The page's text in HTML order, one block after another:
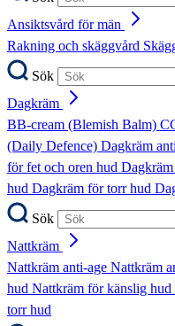
Ansiktsvård för män
Rakning och skäggvård
Sök
Dagkräm
BB-cream (Blemish Balm)
(Daily Defence) Dagkräm
för fet och oren hud
hud Dagkräm för torr hud
Sök
Nattkräm
Nattkräm anti-age Nattkräm
hud Nattkräm för känslig hud
torr hud